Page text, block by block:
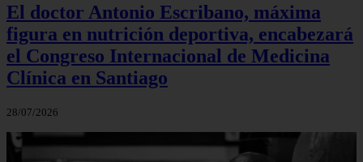
El doctor Antonio Escribano, máxima
figura en nutrición deportiva, encabezará
el Congreso Internacional de Medicina
Clínica en Santiago
28/07/2026